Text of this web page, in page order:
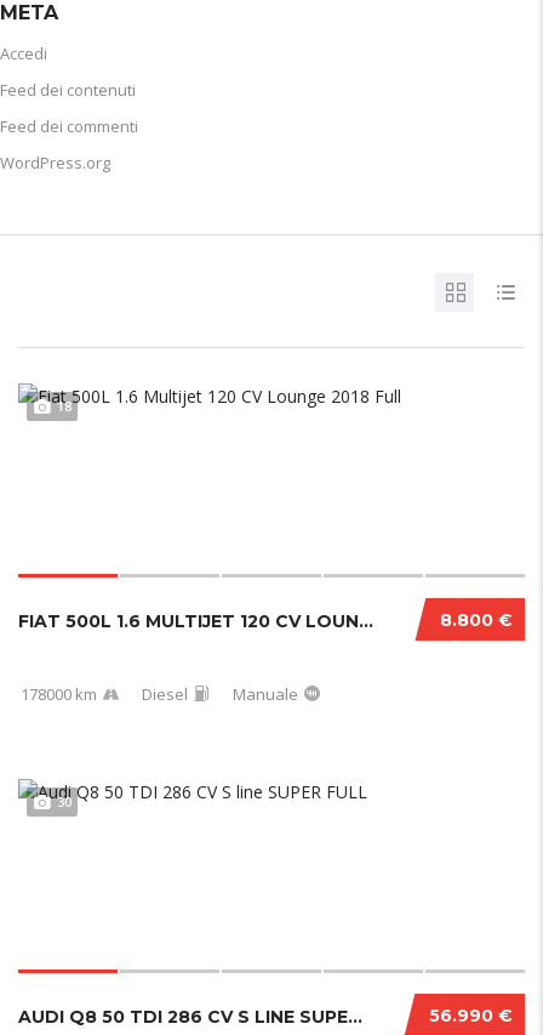
META
Accedi
Feed dei contenuti
Feed dei commenti
WordPress.org
18
8.800 €
FIAT 500L 1.6 MULTIJET 120 CV LOUNGE 2018 FU...
178000 km Diesel Manuale
30
56.990 €
AUDI Q8 50 TDI 286 CV S LINE SUPER FULL